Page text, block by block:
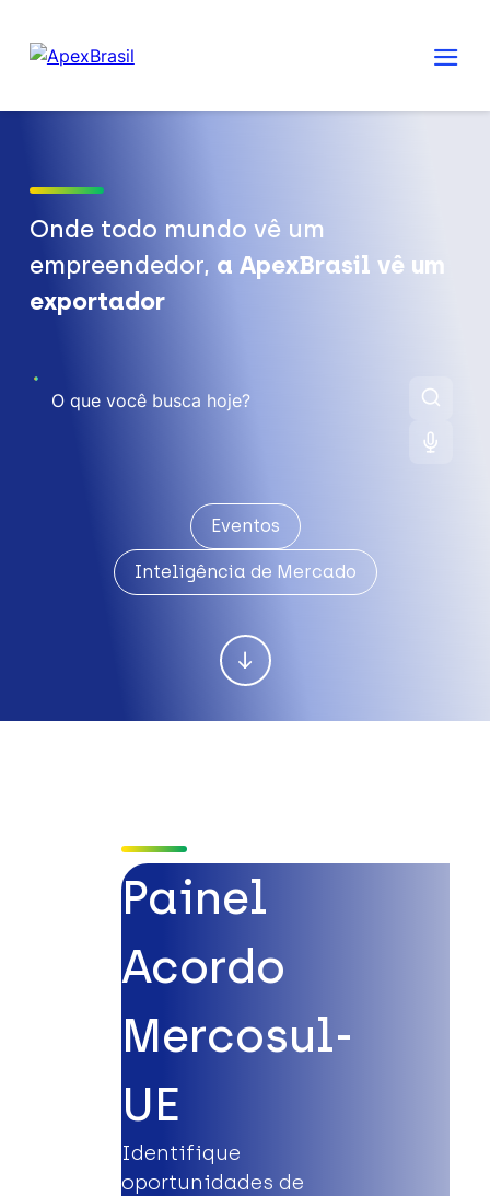
Onde todo mundo vê um
empreendedor, a ApexBrasil vê um
exportador
Eventos
Inteligência de Mercado
Painel
Acordo
Mercosul-
UE
Identifique
oportunidades de